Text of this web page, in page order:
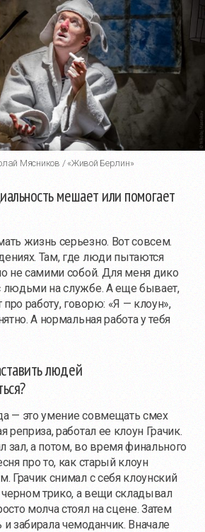
Мясников / «Живой Берлин»
мешает или помогает
жизнь серьезно. Вот совсем.
Там, где люди пытаются
не самими собой. Для меня дико
людьми на службе. А еще бывает,
работу, говорю: «Я — клоун»,
А нормальная работа у тебя
людей
— это умение совмещать смех
реприза, работал ее клоун Грачик.
зал, а потом, во время финального
про то, как старый клоун
Грачик снимал с себя клоунский
черном трико, а вещи складывал
молча стоял на сцене. Затем
забирала чемоданчик. Вначале